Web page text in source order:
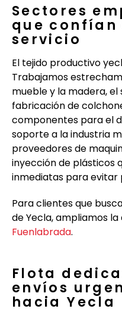
Sectores
que confían
servicio
El tejido productivo
Trabajamos
mueble y la madera,
fabricación de
componentes para el
soporte a la industria
proveedores de
inyección de plásticos
inmediatas para evitar
Para clientes que
de Yecla, ampliamos
Fuenlabrada.
Flota
envíos
hacia Yecla